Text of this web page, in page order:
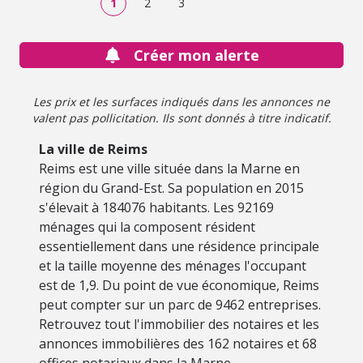
www.georisques.gouv.fr.
Créer mon alerte
Les prix et les surfaces indiqués dans les annonces ne
valent pas pollicitation. Ils sont donnés à titre indicatif.
La ville de Reims
Reims est une ville située dans la Marne en
région du Grand-Est. Sa population en 2015
s'élevait à 184076 habitants. Les 92169
ménages qui la composent résident
essentiellement dans une résidence principale
et la taille moyenne des ménages l'occupant
est de 1,9. Du point de vue économique, Reims
peut compter sur un parc de 9462 entreprises.
Retrouvez tout l'immobilier des notaires et les
annonces immobilières des 162 notaires et 68